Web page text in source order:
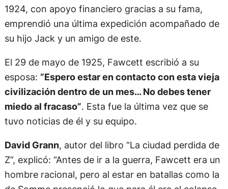
1924, con apoyo financiero gracias a su fama,
emprendió una última expedición acompañado de
su hijo Jack y un amigo de este.
El 29 de mayo de 1925, Fawcett escribió a su
esposa: “Espero estar en contacto con esta vieja
civilización dentro de un mes… No debes tener
miedo al fracaso”. Esta fue la última vez que se
tuvo noticias de él y su equipo.
David Grann, autor del libro “La ciudad perdida de
Z”, explicó: “Antes de ir a la guerra, Fawcett era un
hombre racional, pero al estar en batallas como la